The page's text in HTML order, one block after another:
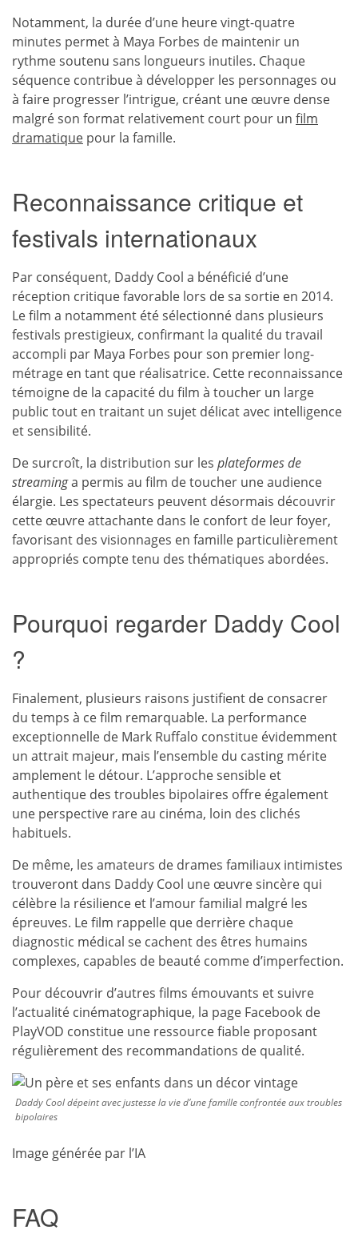
Notamment, la durée d’une heure vingt-quatre
minutes permet à Maya Forbes de maintenir un
rythme soutenu sans longueurs inutiles. Chaque
séquence contribue à développer les personnages ou
à faire progresser l’intrigue, créant une œuvre dense
malgré son format relativement court pour un film
dramatique pour la famille.
Reconnaissance critique et
festivals internationaux
Par conséquent, Daddy Cool a bénéficié d’une
réception critique favorable lors de sa sortie en 2014.
Le film a notamment été sélectionné dans plusieurs
festivals prestigieux, confirmant la qualité du travail
accompli par Maya Forbes pour son premier long-
métrage en tant que réalisatrice. Cette reconnaissance
témoigne de la capacité du film à toucher un large
public tout en traitant un sujet délicat avec intelligence
et sensibilité.
De surcroît, la distribution sur les plateformes de
streaminga permis au film de toucher une audience
élargie. Les spectateurs peuvent désormais découvrir
cette œuvre attachante dans le confort de leur foyer,
favorisant des visionnages en famille particulièrement
appropriés compte tenu des thématiques abordées.
Pourquoi regarder Daddy Cool
?
Finalement, plusieurs raisons justifient de consacrer
du temps à ce film remarquable. La performance
exceptionnelle de Mark Ruffalo constitue évidemment
un attrait majeur, mais l’ensemble du casting mérite
amplement le détour. L’approche sensible et
authentique des troubles bipolaires offre également
une perspective rare au cinéma, loin des clichés
habituels.
De même, les amateurs de drames familiaux intimistes
trouveront dans Daddy Cool une œuvre sincère qui
célèbre la résilience et l’amour familial malgré les
épreuves. Le film rappelle que derrière chaque
diagnostic médical se cachent des êtres humains
complexes, capables de beauté comme d’imperfection.
Pour découvrir d’autres films émouvants et suivre
l’actualité cinématographique, la page Facebook de
PlayVOD constitue une ressource fiable proposant
régulièrement des recommandations de qualité.
Daddy Cool dépeint avec justesse la vie d’une famille confrontée aux troubles
bipolaires
Image générée par l’IA
FAQ